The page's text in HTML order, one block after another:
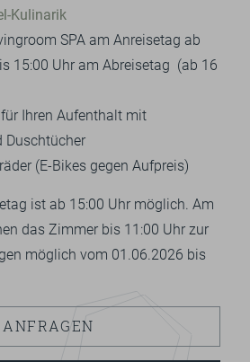
Kulinarik
SPA am Anreisetag ab
15:00 Uhr am Abreisetag (ab 16
Ihren Aufenthalt mit
Duschtücher
(E-Bikes gegen Aufpreis)
ist ab 15:00 Uhr möglich. Am
das Zimmer bis 11:00 Uhr zur
möglich vom 01.06.2026 bis
ANFRAGEN